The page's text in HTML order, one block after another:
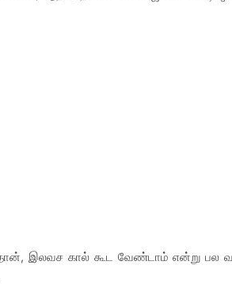
இலவச கால் கூட வேண்டாம் என்று பல